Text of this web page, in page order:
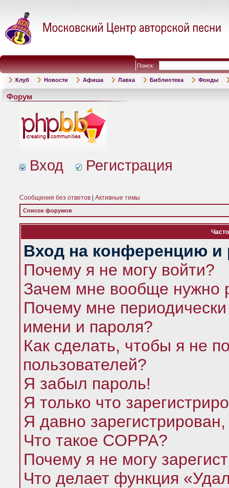
Поиск:
Клуб Новости Афиша Лавка Библиотека Фонды
Форум
Вход Регистрация
Сообщения без ответов Активные темы
Список форумов
Вход на конференцию и
Почему я не могу войти?
Зачем мне вообще нужно
Почему мне
имени и пароля?
Как сделать, чтобы я не
пользователей?
Я забыл пароль!
Я только что
Я давно
Что такое COPPA?
Почему я не могу
Что делает функция